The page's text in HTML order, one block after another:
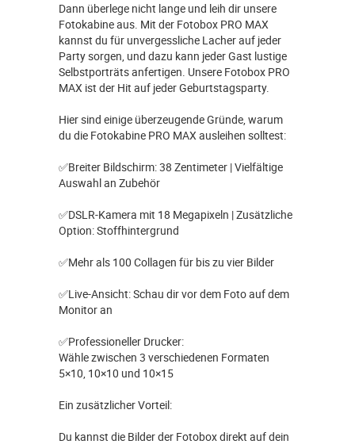
Dann überlege nicht lange und leih dir unsere
Fotokabine aus. Mit der Fotobox PRO MAX
kannst du für unvergessliche Lacher auf jeder
Party sorgen, und dazu kann jeder Gast lustige
Selbstporträts anfertigen. Unsere Fotobox PRO
MAX ist der Hit auf jeder Geburtstagsparty.
Hier sind einige überzeugende Gründe, warum
du die Fotokabine PRO MAX ausleihen solltest:
✅Breiter Bildschirm: 38 Zentimeter | Vielfältige
Auswahl an Zubehör
✅DSLR-Kamera mit 18 Megapixeln | Zusätzliche
Option: Stoffhintergrund
✅Mehr als 100 Collagen für bis zu vier Bilder
✅Live-Ansicht: Schau dir vor dem Foto auf dem
Monitor an
✅Professioneller Drucker:
Wähle zwischen 3 verschiedenen Formaten
5×10, 10×10 und 10×15
Ein zusätzlicher Vorteil:
Du kannst die Bilder der Fotobox direkt auf dein